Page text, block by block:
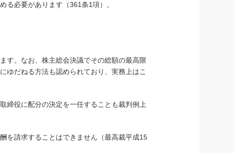
る必要があります（361条1項）。
す。なお、株主総会決議でその総額の最高限
ゆだねる方法も認められており、実務上はこ
締役に配分の決定を一任することも裁判例上
を請求することはできません（最高裁平成15